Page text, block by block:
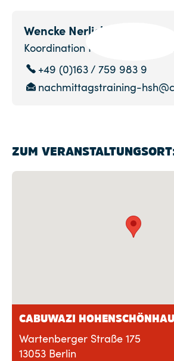
Wencke Nerlich
Koordination
+49 (0)163 / 759 983 9
nachmittagstraining-
ZUM
CABUWAZI
Wartenberger Straße 175
13053 Berlin